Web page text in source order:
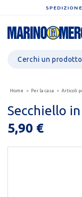
Home Per la casa Articoli
Secchiello
5,90 €